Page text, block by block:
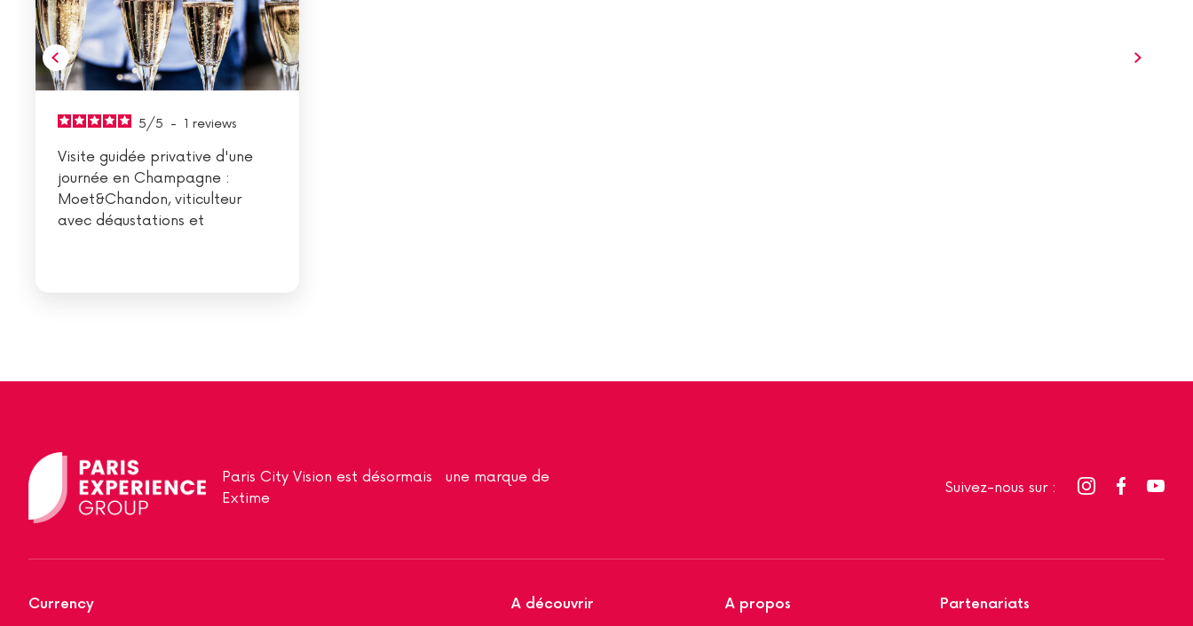
5/5 - 1 reviews
Visite guidée privative d'une
journée en Champagne :
Moet&Chandon, viticulteur
avec dégustations et
Paris City Vision est désormais une marque de
Extime
Suivez-nous sur :
A découvrir A propos Partenariats
Currency